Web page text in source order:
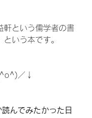
軒という儒学者の書
という本です。
／↓
んでみたかった日